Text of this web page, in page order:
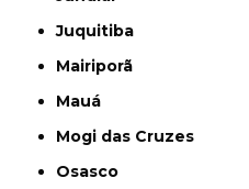
Juquitiba
Mairiporã
Mauá
Mogi das Cruzes
Osasco